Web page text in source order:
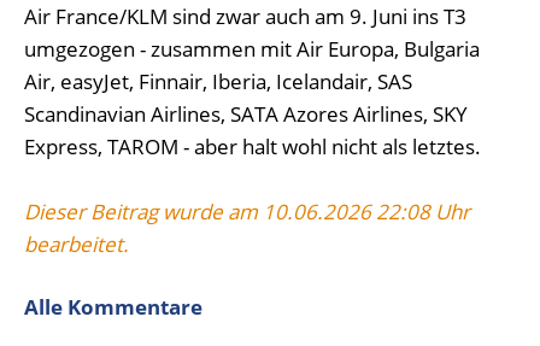
Air France/KLM sind zwar auch am 9. Juni ins T3
umgezogen - zusammen mit Air Europa, Bulgaria
Air, easyJet, Finnair, Iberia, Icelandair, SAS
Scandinavian Airlines, SATA Azores Airlines, SKY
Express, TAROM - aber halt wohl nicht als letztes.
Dieser Beitrag wurde am 10.06.2026 22:08 Uhr
bearbeitet.
Alle Kommentare